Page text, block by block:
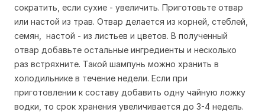
сократить, если сухие - увеличить. Приготовьте отвар
или настой из трав. Отвар делается из корней, стеблей,
семян, настой - из листьев и цветов. В полученный
отвар добавьте остальные ингредиенты и несколько
раз встряхните. Такой шампунь можно хранить в
холодильнике в течение недели. Если при
приготовлении к составу добавить одну чайную ложку
водки, то срок хранения увеличивается до 3-4 недель.